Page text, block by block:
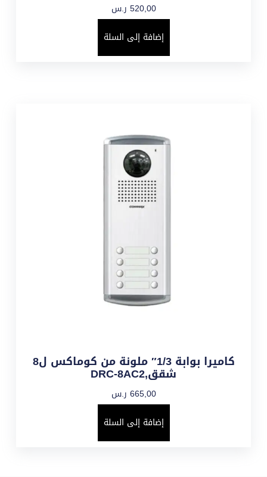
520,00 ر.س
إضافة إلى السلة
كاميرا بوابة 1/3″ ملونة من كوماكس ل8
شقق,DRC-8AC2
665,00 ر.س
إضافة إلى السلة